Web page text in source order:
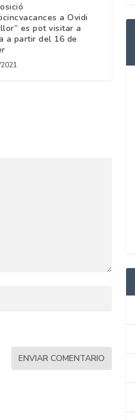
a Ovidi
es pot visitar a
a partir del 16 de